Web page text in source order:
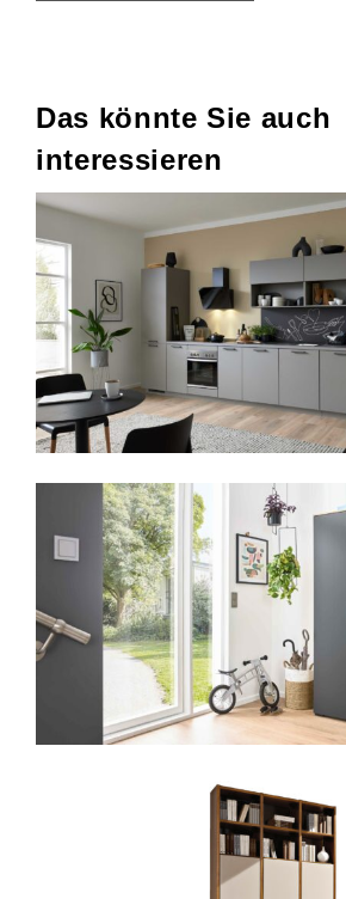
Das könnte Sie auch
interessieren